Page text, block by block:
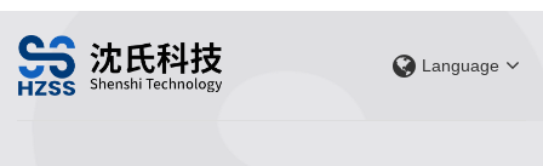
Language